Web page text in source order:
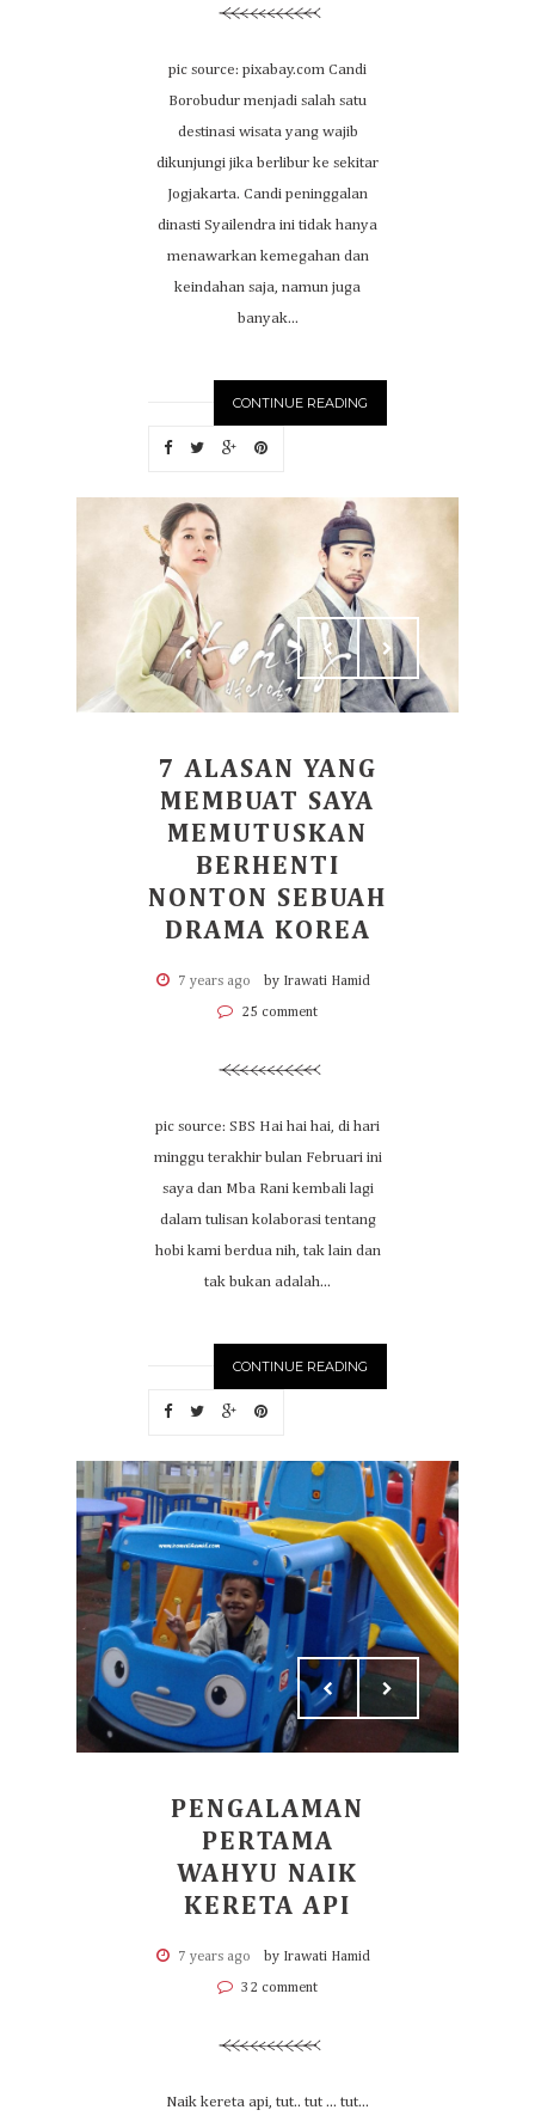
pic source: pixabay.com Candi
Borobudur menjadi salah satu
destinasi wisata yang wajib
dikunjungi jika berlibur ke sekitar
Jogjakarta. Candi peninggalan
dinasti Syailendra ini tidak hanya
menawarkan kemegahan dan
keindahan saja, namun juga
banyak...
CONTINUE READING
7 ALASAN YANG
MEMBUAT SAYA
MEMUTUSKAN
BERHENTI
NONTON SEBUAH
DRAMA KOREA
7 years ago by Irawati Hamid
25 comment
pic source: SBS Hai hai hai, di hari
minggu terakhir bulan Februari ini
saya dan Mba Rani kembali lagi
dalam tulisan kolaborasi tentang
hobi kami berdua nih, tak lain dan
tak bukan adalah...
CONTINUE READING
PENGALAMAN
PERTAMA
WAHYU NAIK
KERETA API
7 years ago by Irawati Hamid
32 comment
Naik kereta api, tut.. tut ... tut...